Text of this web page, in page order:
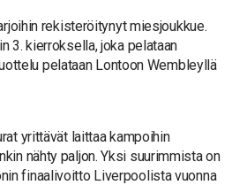
rekisteröitynyt miesjoukkue.
3. kierroksella, joka pelataan
pelataan Lontoon Wembleyllä
yrittävät laittaa kampoihin
nähty paljon. Yksi suurimmista on
finaalivoitto Liverpoolista vuonna